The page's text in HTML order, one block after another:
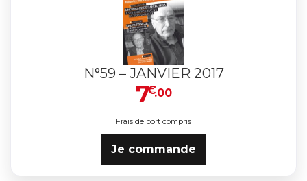
N°59 – JANVIER 2017
7€.00
Frais de port compris
Je commande